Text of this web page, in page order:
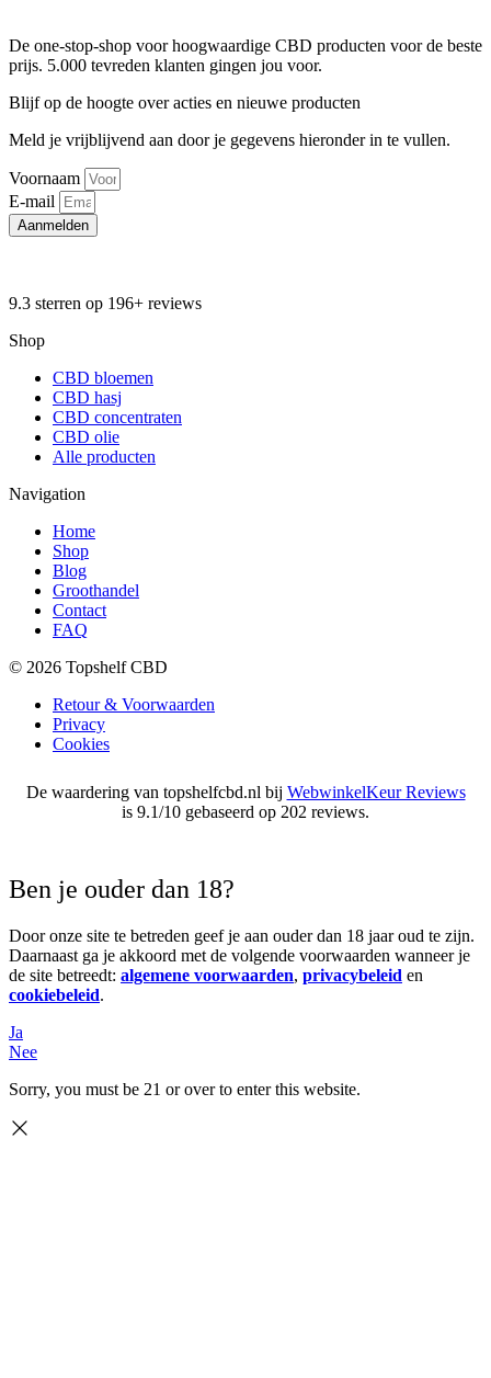
De one-stop-shop voor hoogwaardige CBD producten voor de beste
prijs. 5.000 tevreden klanten gingen jou voor.
Blijf op de hoogte over acties en nieuwe producten
Meld je vrijblijvend aan door je gegevens hieronder in te vullen.
Voornaam
E-mail
Aanmelden
9.3 sterren op 196+ reviews
Shop
CBD bloemen
CBD hasj
CBD concentraten
CBD olie
Alle producten
Navigation
Home
Shop
Blog
Groothandel
Contact
FAQ
© 2026 Topshelf CBD
Retour & Voorwaarden
Privacy
Cookies
De waardering van topshelfcbd.nl bij WebwinkelKeur Reviews
is 9.1/10 gebaseerd op 202 reviews.
Ben je ouder dan 18?
Door onze site te betreden geef je aan ouder dan 18 jaar oud te zijn.
Daarnaast ga je akkoord met de volgende voorwaarden wanneer je
de site betreedt: algemene voorwaarden, privacybeleid en
cookiebeleid.
Ja
Nee
Sorry, you must be 21 or over to enter this website.